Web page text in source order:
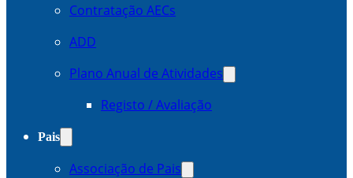
Contratação AECs
ADD
Plano Anual de Atividades
Registo / Avaliação
Pais
Associação de Pais